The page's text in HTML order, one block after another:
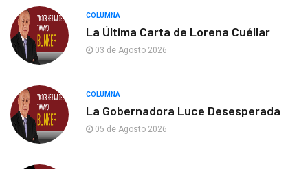
COLUMNA
La Última Carta de Lorena Cuéllar
03 de Agosto 2026
COLUMNA
La Gobernadora Luce Desesperada
05 de Agosto 2026